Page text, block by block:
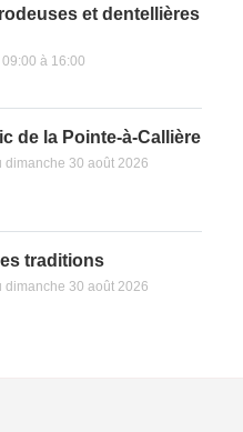
et dentellières
à 16:00
de la Pointe-à-Callière
dimanche 30 août 2026
traditions
dimanche 30 août 2026